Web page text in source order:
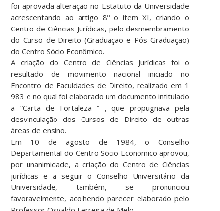
foi aprovada alteração no Estatuto da Universidade
acrescentando ao artigo 8º o item XI, criando o
Centro de Ciências Jurídicas, pelo desmembramento
do Curso de Direito (Graduação e Pós Graduação)
do Centro Sócio Econômico.
A criação do Centro de Ciências Jurídicas foi o
resultado de movimento nacional iniciado no
Encontro de Faculdades de Direito, realizado em 1
983 e no qual foi elaborado um documento intitulado
a “Carta de Fortaleza ” , que propugnava pela
desvinculação dos Cursos de Direito de outras
áreas de ensino.
Em 10 de agosto de 1984, o Conselho
Departamental do Centro Sócio Econômico aprovou,
por unanimidade, a criação do Centro de Ciências
jurídicas e a seguir o Conselho Universitário da
Universidade, também, se pronunciou
favoravelmente, acolhendo parecer elaborado pelo